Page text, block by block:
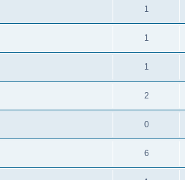
1
1
1
2
0
6